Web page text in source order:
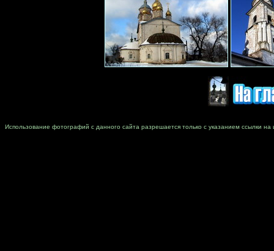
Использование фотографий с данного сайта разрешается только с указанием ссылки на